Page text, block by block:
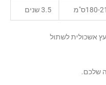
210ס"מ 3.5 שנים
אשכולית לשתול
שלכם.